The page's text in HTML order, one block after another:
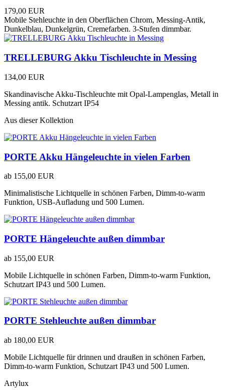
179,00 EUR
Mobile Stehleuchte in den Oberflächen Chrom, Messing-Antik,
Dunkelblau, Dunkelgrün, Cremefarben. 3-Stufen dimmbar.
TRELLEBURG Akku Tischleuchte in Messing
134,00 EUR
Skandinavische Akku-Tischleuchte mit Opal-Lampenglas, Metall in
Messing antik. Schutzart IP54
Aus dieser Kollektion
PORTE Akku Hängeleuchte in vielen Farben
ab 155,00 EUR
Minimalistische Lichtquelle in schönen Farben, Dimm-to-warm
Funktion, USB-Aufladung und 500 Lumen.
PORTE Hängeleuchte außen dimmbar
ab 155,00 EUR
Mobile Lichtquelle in schönen Farben, Dimm-to-warm Funktion,
Schutzart IP43 und 500 Lumen.
PORTE Stehleuchte außen dimmbar
ab 180,00 EUR
Mobile Lichtquelle für drinnen und draußen in schönen Farben,
Dimm-to-warm Funktion, Schutzart IP43 und 500 Lumen.
Artylux